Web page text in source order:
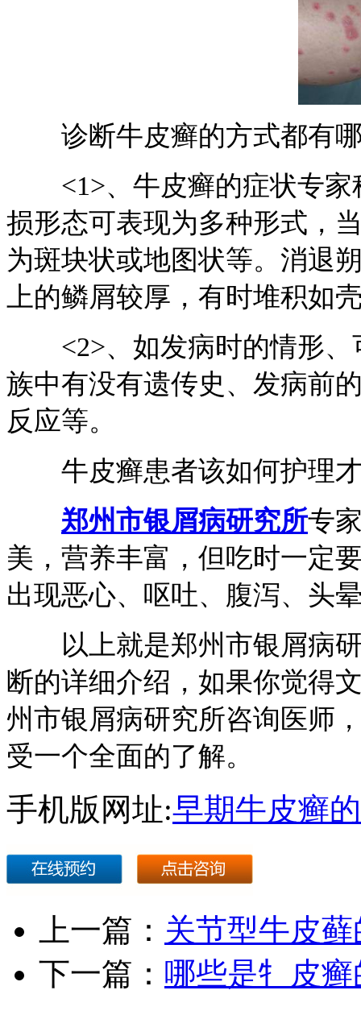
诊断牛皮癣的方式都有
<1>、牛皮癣的症状专家
损形态可表现为多种形式，
为斑块状或地图状等。消退
上的鳞屑较厚，有时堆积如
<2>、如发病时的情形、
族中有没有遗传史、发病前
反应等。
牛皮癣患者该如何护理才
郑州市银屑病研究所专
美，营养丰富，但吃时一定
出现恶心、呕吐、腹泻、头
以上就是郑州市银屑病研
断的详细介绍，如果你觉得
州市银屑病研究所咨询医师
受一个全面的了解。
手机版网址:早期牛皮癣
上一篇： 关节型牛皮
下一篇： 哪些是牜皮